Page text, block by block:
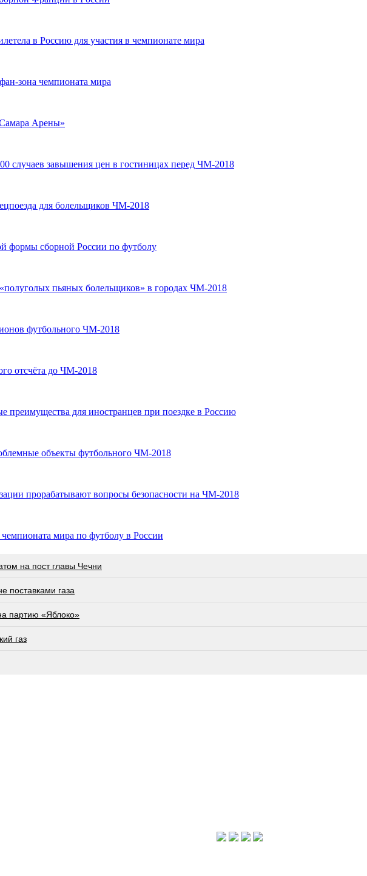
в Россию для участия в чемпионате мира
зона чемпионата мира
Арены»
случаев завышения цен в гостиницах перед ЧМ-2018
для болельщиков ЧМ-2018
формы сборной России по футболу
пьяных болельщиков» в городах ЧМ-2018
футбольного ЧМ-2018
отсчёта до ЧМ-2018
преимущества для иностранцев при поездке в Россию
объекты футбольного ЧМ-2018
прорабатывают вопросы безопасности на ЧМ-2018
мира по футболу в России
на пост главы Чечни
поставками газа
партию «Яблоко»
газ